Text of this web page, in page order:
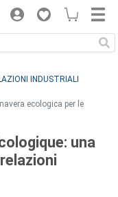
INDUSTRIALI
ecologica per le
una